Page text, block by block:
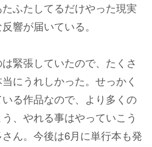
ふたしてるだけやった現実
が届いている。
緊張していたので、たくさ
にうれしかった。せっかく
る作品なので、より多くの
、やれる事はやっていこう
ん。今後は6月に単行本も発